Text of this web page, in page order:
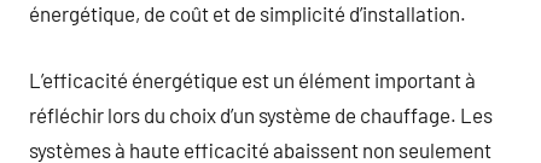
énergétique, de coût et de simplicité d’installation.
L’efficacité énergétique est un élément important à
réfléchir lors du choix d’un système de chauffage. Les
systèmes à haute efficacité abaissent non seulement